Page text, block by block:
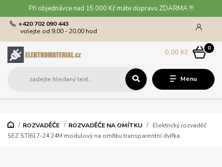
Při objednávce nad 15 000 Kč máte dopravu ZDARMA !!!
Menu
+420 702 090 443
volejte od 9,00 - 20,00 hod
0
0,00 Kč
ROZVADĚČE ROZVADĚČE NA OMÍTKU
Elektrický rozvaděč
SEZ STI617-24 24M modulový na omítku transparentní dvířka